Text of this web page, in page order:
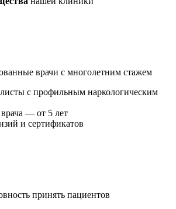
врачи с многолетним стажем
с профильным наркологическим
— от 5 лет
и сертификатов
принять пациентов